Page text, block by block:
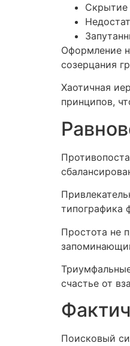
Оформление
созерцания
Хаотичная
принципов,
типографика
Простота не
счастье от
Поисковый